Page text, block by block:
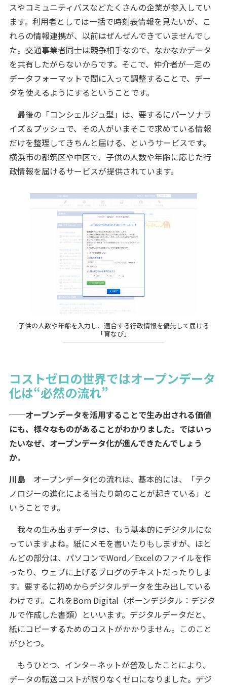
スやコミュニティバスなどたくさんの企業が参入してい
ます。利用者としては一括で時刻表情報を見たいが、こ
れらの情報連携が、以前はぜんぜんできていませんでし
た。交通事業者同士は競争相手なので、なかなかデータ
を共有したがらないからです。そこで、仲介者が一定の
データフォーマットで間に入って調整することで、デー
タを使えるようにするということです。
最後の「コンシェルジュ型」は、要するにパーソナラ
イズ＆プッシュで、その人がいまそこで求めている情報
だけを整理してきちんと届ける、というサービスです。
横浜市の都筑区や中区で、子供の人数や年齢に応じた行
政情報を届けるサービスが提供されています。
子供の人数や年齢を入力し、適合する行政情報を優先して届ける
「育なび」
コストゼロの世界ではオープンデータ
化は“必然の流れ”
──オープンデータを活用することで生み出される価値
にも、様々なものがあることがわかりました。ではいっ
たいなぜ、オープンデータ化が進んできたんでしょう
か。
川島 オープンデータ化の流れは、基本的には、「テク
ノロジーの進化による当たり前のことが起きている」と
いうことです。
我々の生み出すデータは、もう基本的にデジタルにな
っていますよね。紙にメモを書いたりもしますが、ほと
んどの部分は、パソコンでWord／Excelのファイルを作
ったり、ウェブに上げるブログのテキストだったりしま
す。要するに初めからデジタルデータを生み出している
わけです。これをBorn Digital（ボーンデジタル：デジタ
ルで作成した書類）といいます。デジタルデータだと、
紙にコピーするためのコストがかかりません。このこと
がひとつ。
もうひとつ、インターネットが普及したことにより、
データの転送コストが限りなくゼロになりました。デジ